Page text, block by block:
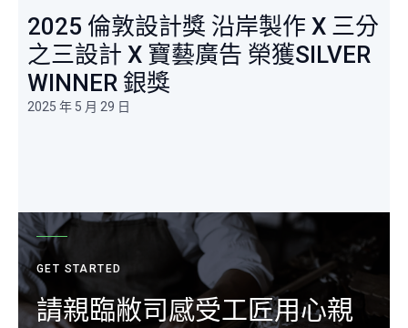
2025 倫敦設計獎 沿岸製作 X 三分
之三設計 X 寶藝廣告 榮獲SILVER
WINNER 銀獎
2025 年 5 月 29 日
GET STARTED
請親臨敝司感受工匠用心親